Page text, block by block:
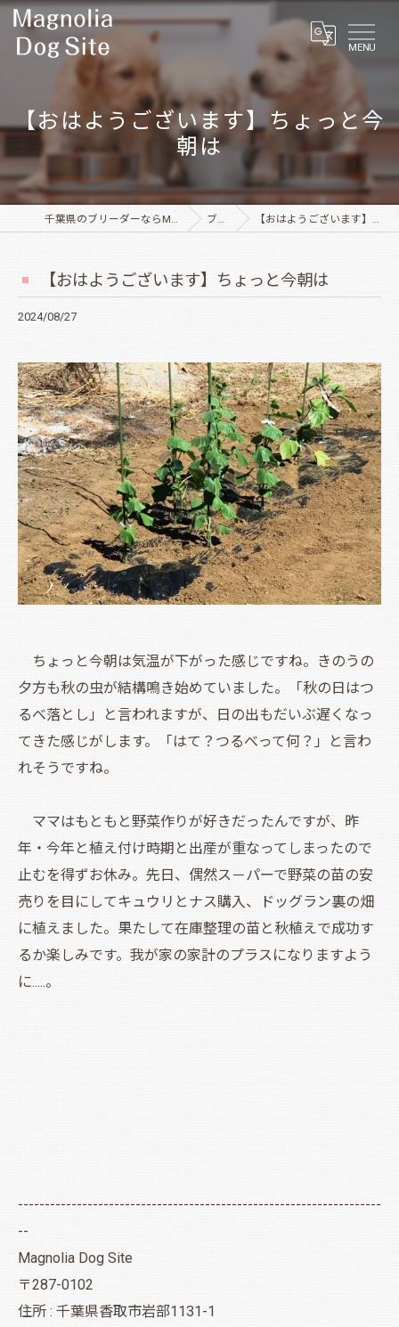
MENU
【おはようございます】ちょっと今
朝は
千葉県のブリーダーならMagnolia Dog Site ブログ 【おはようございます】ちょっと今朝は
【おはようございます】ちょっと今朝は
2024/08/27
ちょっと今朝は気温が下がった感じですね。きのうの
夕方も秋の虫が結構鳴き始めていました。「秋の日はつ
るべ落とし」と言われますが、日の出もだいぶ遅くなっ
てきた感じがします。「はて？つるべって何？」と言わ
れそうですね。
ママはもともと野菜作りが好きだったんですが、昨
年・今年と植え付け時期と出産が重なってしまったので
止むを得ずお休み。先日、偶然ス－パーで野菜の苗の安
売りを目にしてキュウリとナス購入、ドッグラン裏の畑
に植えました。果たして在庫整理の苗と秋植えで成功す
るか楽しみです。我が家の家計のプラスになりますよう
に.....。
--------------------------------------------------------------------
--
Magnolia Dog Site
〒287-0102
住所 : 千葉県香取市岩部1131-1